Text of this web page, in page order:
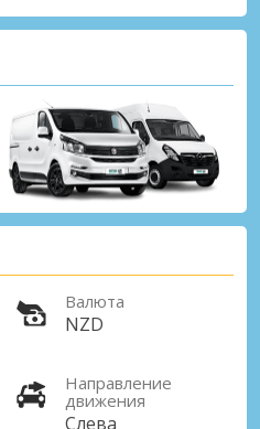
Валюта
NZD
Направление
движения
Слева